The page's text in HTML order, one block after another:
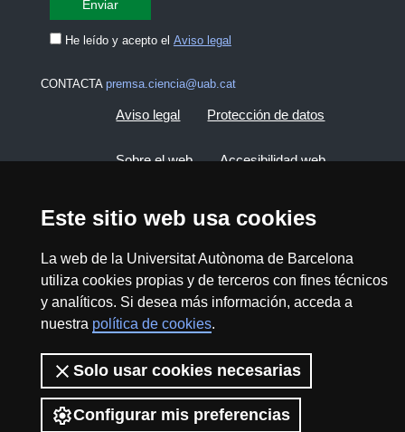
Este sitio web usa cookies
La web de la Universitat Autònoma de Barcelona
utiliza cookies propias y de terceros con fines técnicos
y analíticos. Si desea más información, acceda a
nuestra política de cookies.
Solo usar cookies necesarias
Configurar mis preferencias
He leído y acepto el Aviso legal
CONTACTA premsa.ciencia@uab.cat
Aviso legal Protección de datos
Sobre el web Accesibilidad web
2026 Divulga UAB - Commons Reconocimiento -
No Comercial (CC BY NC) - ISSN: 2014-6388
View low-bandwidth version